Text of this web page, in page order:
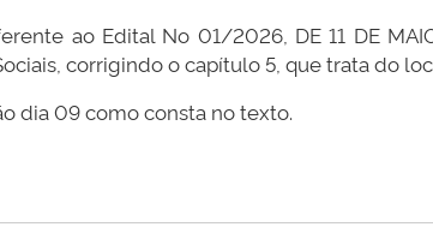
ao Edital No 01/2026, DE 11 DE
corrigindo o capítulo 5, que trata do
dia 09 como consta no texto.